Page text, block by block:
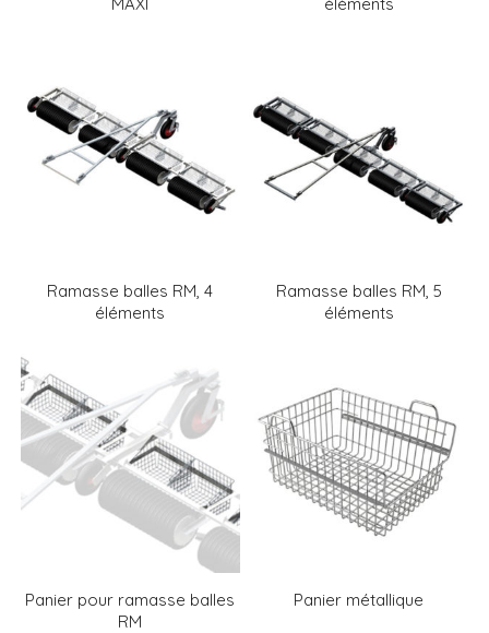
Ramasse balles RM, 4
éléments
Ramasse balles RM, 5
éléments
Panier pour ramasse balles
RM
Panier métallique